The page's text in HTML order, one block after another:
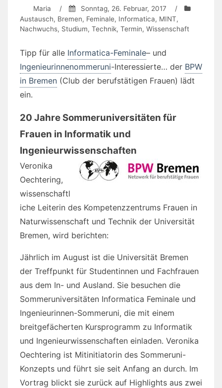
Maria / Sonntag, 26. Februar, 2017
/
Austausch, Bremen, Feminale, Informatica, MINT,
Nachwuchs, Studium, Technik, Termin, Wissenschaft
Tipp für alle Informatica-Feminale– und
Ingenieurinnenommeruni-Interessierte… der BPW
in Bremen (Club der berufstätigen Frauen) lädt
ein.
20 Jahre Sommeruniversitäten für
Frauen in Informatik und
Ingenieurwissenschaften
Veronika
Oechtering,
wissenschaftl
iche Leiterin des Kompetenzzentrums Frauen in
Naturwissenschaft und Technik der Universität
Bremen, wird berichten:
Jährlich im August ist die Universität Bremen
der Treffpunkt für Studentinnen und Fachfrauen
aus dem In- und Ausland. Sie besuchen die
Sommeruniversitäten Informatica Feminale und
Ingenieurinnen-Sommeruni, die mit einem
breitgefächerten Kursprogramm zu Informatik
und Ingenieurwissenschaften einladen. Veronika
Oechtering ist Mitinitiatorin des Sommeruni-
Konzepts und führt sie seit Anfang an durch. Im
Vortrag blickt sie zurück auf Highlights aus zwei